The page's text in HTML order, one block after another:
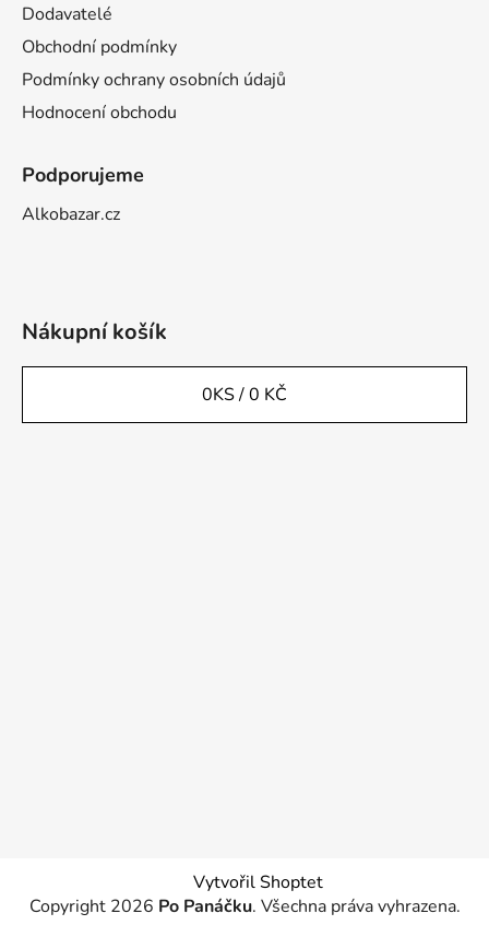
Dodavatelé
Obchodní podmínky
Podmínky ochrany osobních údajů
Hodnocení obchodu
Podporujeme
Alkobazar.cz
Nákupní košík
0KS /0 KČ
Vytvořil Shoptet
Copyright 2026 Po Panáčku. Všechna práva vyhrazena.